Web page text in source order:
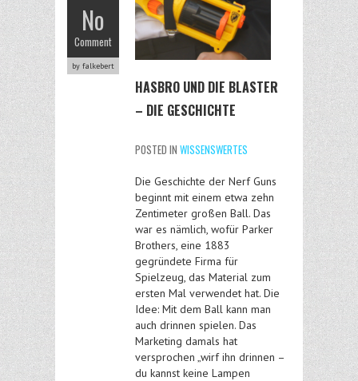
No
Comment
by falkebert
HASBRO UND DIE BLASTER
– DIE GESCHICHTE
POSTED IN WISSENSWERTES
Die Geschichte der Nerf Guns
beginnt mit einem etwa zehn
Zentimeter großen Ball. Das
war es nämlich, wofür Parker
Brothers, eine 1883
gegründete Firma für
Spielzeug, das Material zum
ersten Mal verwendet hat. Die
Idee: Mit dem Ball kann man
auch drinnen spielen. Das
Marketing damals hat
versprochen „wirf ihn drinnen –
du kannst keine Lampen